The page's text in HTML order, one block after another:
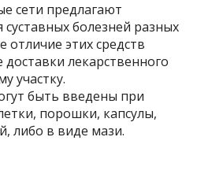
сети предлагают
суставных болезней разных
отличие этих средств
доставки лекарственного
участку.
быть введены при
порошки, капсулы,
либо в виде мази.